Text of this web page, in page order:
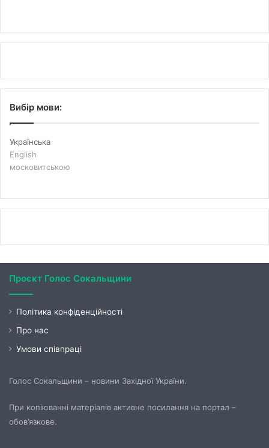
Вибір мови:
Українська
English
московитською
Проєкт Голос Сокальщини
Політика конфіденційності
Про нас
Умови співпраці
Голос Сокальщини – новини Західної України.
При копіюванні матеріалів активне посилання на портал –
обов’язкове.